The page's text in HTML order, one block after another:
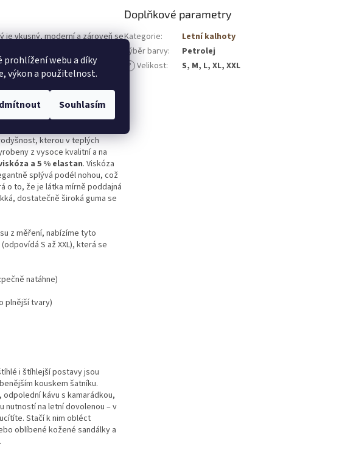
prohlížení webu a díky
výkon a použitelnost.
Souhlasím
vkusný, moderní a zároveň se
na nepříjemné škrcení
chytře řešenému pružnému
takže se v nich budete
na bocích jim dodávají
kterou v teplých
z vysoce kvalitní a na
a 5 % elastan. Viskóza
splývá podél nohou, což
o to, že je látka mírně poddajná
dostatečně široká guma se
z měření, nabízíme tyto
S až XXL), která se
natáhne)
plnější tvary)
i štíhlejší postavy jsou
kouskem šatníku.
kávu s kamarádkou,
nutností na letní dovolenou – v
Stačí k nim obléct
oblíbené kožené sandálky a
Doplňkové parametry
Kategorie:
Letní kalhoty
Výběr barvy:
Petrolej
? Velikost: S, M, L, XL, XXL